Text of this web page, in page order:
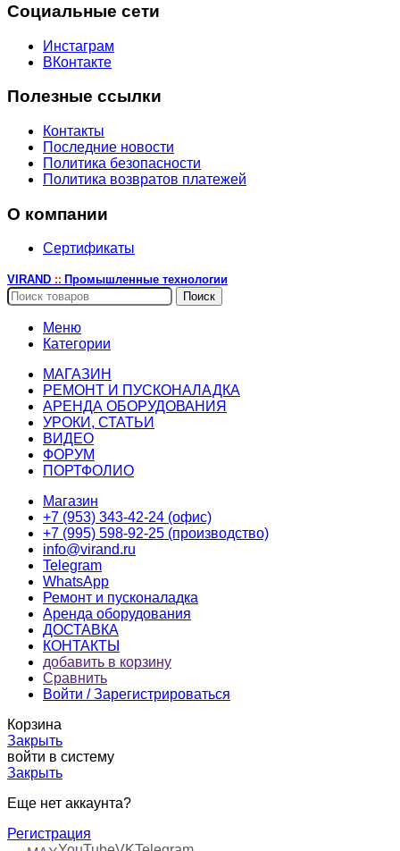
Социальные сети
Инстаграм
ВКонтакте
Полезные ссылки
Контакты
Последние новости
Политика безопасности
Политика возвратов платежей
О компании
Сертификаты
VIRAND :: Промышленные технологии
Поиск
Меню
Категории
МАГАЗИН
РЕМОНТ И ПУСКОНАЛАДКА
АРЕНДА ОБОРУДОВАНИЯ
УРОКИ, СТАТЬИ
ВИДЕО
ФОРУМ
ПОРТФОЛИО
Магазин
+7 (953) 343-42-24 (офис)
+7 (995) 598-92-25 (производство)
info@virand.ru
Telegram
WhatsApp
Ремонт и пусконаладка
Аренда оборудования
ДОСТАВКА
КОНТАКТЫ
добавить в корзину
Сравнить
Войти / Зарегистрироваться
Корзина
Закрыть
войти в систему
Закрыть
Еще нет аккаунта?
Регистрация